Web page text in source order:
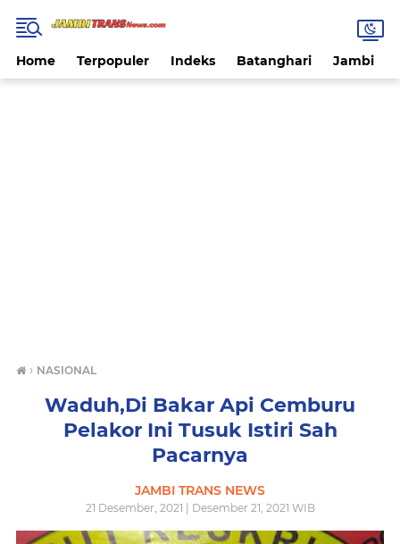
Home Terpopuler Indeks Batanghari Jambi
› NASIONAL
Waduh,Di Bakar Api Cemburu
Pelakor Ini Tusuk Istiri Sah
Pacarnya
JAMBI TRANS NEWS
21 Desember, 2021 | Desember 21, 2021 WIB